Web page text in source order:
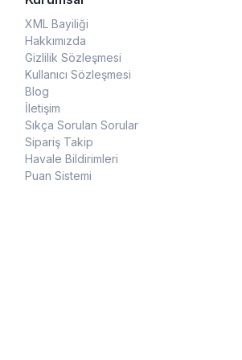
XML Bayiliği
Hakkımızda
Gizlilik Sözleşmesi
Kullanıcı Sözleşmesi
Blog
İletişim
Sıkça Sorulan Sorular
Sipariş Takip
Havale Bildirimleri
Puan Sistemi